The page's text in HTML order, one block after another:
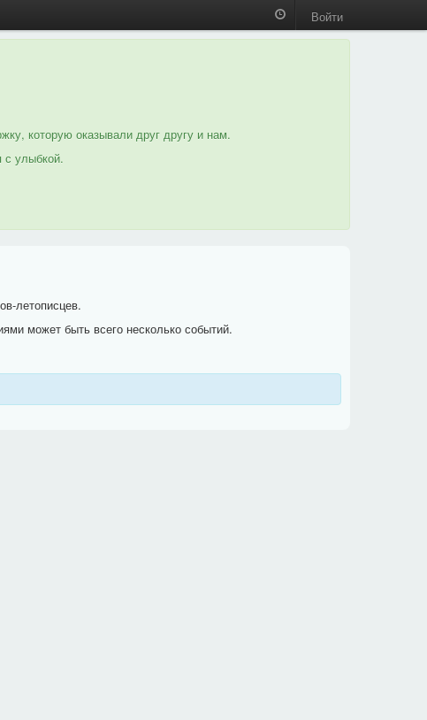
Войти
которую оказывали друг другу и нам.
с улыбкой.
летописцев.
может быть всего несколько событий.